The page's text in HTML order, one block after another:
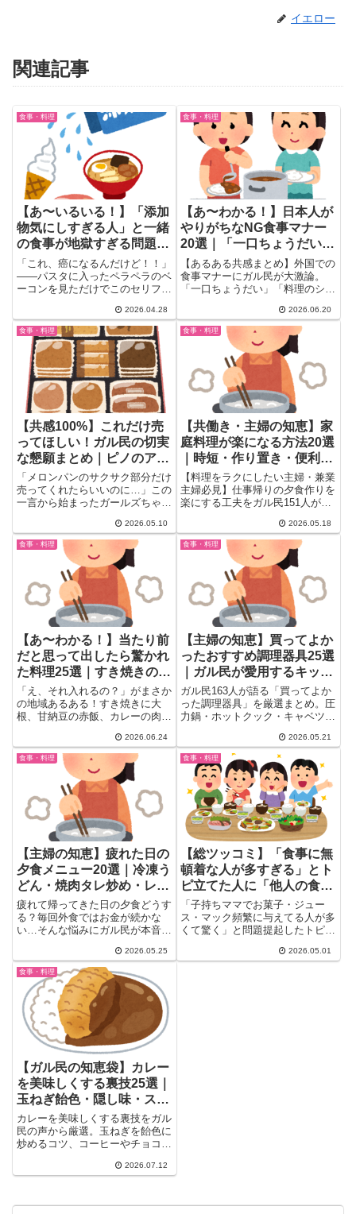
イエロー
関連記事
食事・料理
【あ〜いるいる！】「添加
物気にしすぎる人」と一緒
の食事が地獄すぎる問題｜
ガル民の本音爆発
「これ、癌になるんだけど！！」
——パスタに入ったペラペラのベ
ーコンを見ただけでこのセリフ。
2026.04.28
食事・料理
【あ〜わかる！】日本人が
やりがちなNG食事マナー
20選｜「一口ちょうだい」
が海外でドン引きの理由
【あるある共感まとめ】外国での
食事マナーにガル民が大激論。
「一口ちょうだい」「料理のシェ
NG行為と知ってびっくり！日本
人同士でもシェアが嫌いという声
も続出。欧米の食習慣の違いと日
本人の本音20選をまとめ紹介。
2026.06.20
食事・料理
【共感100%】これだけ売
ってほしい！ガル民の切実
な懇願まとめ｜ピノのアー
モンド・雪見の皮・ビキニ
上下別
「メロンパンのサクサク部分だけ
売ってくれたらいいのに…」この
一言から始まったガールズちゃん
2026.05.10
食事・料理
【共働き・主婦の知恵】家
庭料理が楽になる方法20選
｜時短・作り置き・便利家
電のリアル体験談
【料理をラクにしたい主婦・兼業
主婦必見】仕事帰りの夕食作りを
楽にする工夫をガル民151人が本
ット・調理家電・めんつゆ活用な
ど、毎日続けられるリアルな時短
テクを一挙20選紹介。
2026.05.18
食事・料理
【あ〜わかる！】当たり前
だと思って出したら驚かれ
た料理25選｜すき焼きの大
根・甘い赤飯・カレーの肉
が論争に
「え、それ入れるの？」がまさか
の地域あるある！すき焼きに大
根、甘納豆の赤飯、カレーの肉は
だと思って出したら驚かれた料理
をガル民が続々告白。地域差・家
庭差で「びっくりされた」経験談
まとめ25選。30〜50代女性に刺
さる食文化の違いがリアルすぎ
る。
2026.06.24
食事・料理
【主婦の知恵】買ってよか
ったおすすめ調理器具25選
｜ガル民が愛用するキッチ
ングッズ2026まとめ
ガル民163人が語る「買ってよか
った調理器具」を厳選まとめ。圧
力鍋・ホットクック・キャベツピ
ラなど人気キッチングッズを6カ
テゴリで紹介。料理の時短・節約
を考えている30〜50代主婦の方
に読んでほしい保存版です。
2026.05.21
食事・料理
【主婦の知恵】疲れた日の
夕食メニュー20選｜冷凍う
どん・焼肉タレ炒め・レト
ルトで時短！ガル民の本音
術
疲れて帰ってきた日の夕食どうす
る？毎回外食ではお金が続かな
い…そんな悩みにガル民が本音で
トカレー・焼肉のタレ炒めなど5
分以内に完成するメニューから事
前作り置きの賢い作戦まで。子育
て中のお母さん・働く女性必見の
リアル夕食術20選。
2026.05.25
食事・料理
【総ツッコミ】「食事に無
頓着な人が多すぎる」とト
ピ立てた人に「他人の食卓
覗いてる方が問題では？」
ガル民の正論ラッシュ
「子持ちママでお菓子・ジュー
ス・マック頻繁に与えてる人が多
くて驚く」と問題提起したトピ主
2026.05.01
食事・料理
【ガル民の知恵袋】カレー
を美味しくする裏技25選｜
玉ねぎ飴色・隠し味・スパ
イスの黄金比
カレーを美味しくする裏技をガル
民の声から厳選。玉ねぎを飴色に
炒めるコツ、コーヒーやチョコを
めの組み合わせ、逆に「余計なこ
ランクアップするヒントを網羅し
2026.07.12